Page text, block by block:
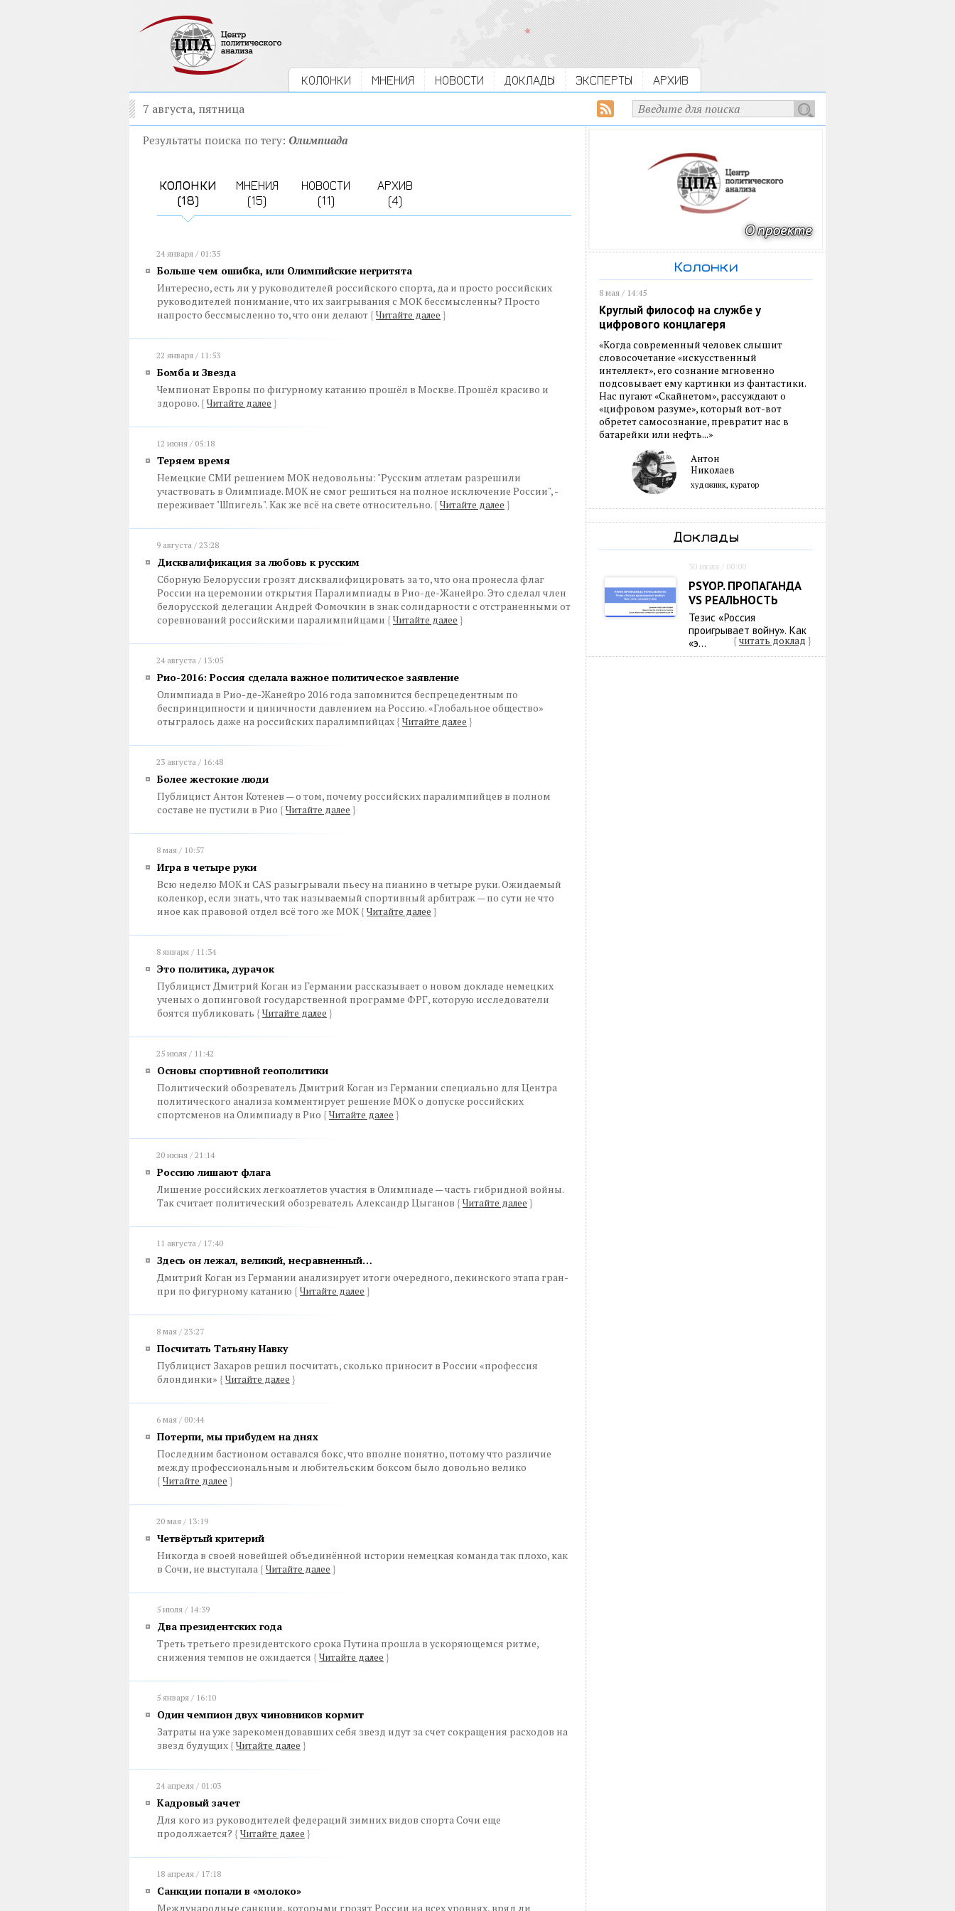
КОЛОНКИ МНЕНИЯ НОВОСТИ ДОКЛАДЫ ЭКСПЕРТЫ АРХИВ
7 августа, пятница
Результаты поиска по тегу: Олимпиада
КОЛОНКИ
(18)
МНЕНИЯ
(15)
НОВОСТИ
(11)
АРХИВ
(4)
24 января / 01:35
Больше чем ошибка, или Олимпийские негритята
Интересно, есть ли у руководителей российского спорта, да и просто российских
руководителей понимание, что их заигрывания с МОК бессмысленны? Просто
напросто бессмысленно то, что они делают { Читайте далее }
22 января / 11:53
Бомба и Звезда
Чемпионат Европы по фигурному катанию прошёл в Москве. Прошёл красиво и
здорово. { Читайте далее }
12 июня / 05:18
Теряем время
Немецкие СМИ решением МОК недовольны: "Русским атлетам разрешили
участвовать в Олимпиаде. МОК не смог решиться на полное исключение России", -
переживает "Шпигель". Как же всё на свете относительно. { Читайте далее }
9 августа / 23:28
Дисквалификация за любовь к русским
Сборную Белоруссии грозят дисквалифицировать за то, что она пронесла флаг
России на церемонии открытия Паралимпиады в Рио-де-Жанейро. Это сделал член
белорусской делегации Андрей Фомочкин в знак солидарности с отстраненными от
соревнований российскими паралимпийцами { Читайте далее }
24 августа / 13:05
Рио-2016: Россия сделала важное политическое заявление
Олимпиада в Рио-де-Жанейро 2016 года запомнится беспрецедентным по
беспринципности и циничности давлением на Россию. «Глобальное общество»
отыгралось даже на российских паралимпийцах { Читайте далее }
23 августа / 16:48
Более жестокие люди
Публицист Антон Котенев — о том, почему российских паралимпийцев в полном
составе не пустили в Рио { Читайте далее }
8 мая / 10:57
Игра в четыре руки
Всю неделю МОК и CAS разыгрывали пьесу на пианино в четыре руки. Ожидаемый
коленкор, если знать, что так называемый спортивный арбитраж — по сути не что
иное как правовой отдел всё того же МОК { Читайте далее }
8 января / 11:34
Это политика, дурачок
Публицист Дмитрий Коган из Германии рассказывает о новом докладе немецких
ученых о допинговой государственной программе ФРГ, которую исследователи
боятся публиковать { Читайте далее }
25 июля / 11:42
Основы спортивной геополитики
Политический обозреватель Дмитрий Коган из Германии специально для Центра
политического анализа комментирует решение МОК о допуске российских
спортсменов на Олимпиаду в Рио { Читайте далее }
20 июня / 21:14
Россию лишают флага
Лишение российских легкоатлетов участия в Олимпиаде — часть гибридной войны.
Так считает политический обозреватель Александр Цыганов { Читайте далее }
11 августа / 17:40
Здесь он лежал, великий, несравненный…
Дмитрий Коган из Германии анализирует итоги очередного, пекинского этапа гран-
при по фигурному катанию { Читайте далее }
8 мая / 23:27
Посчитать Татьяну Навку
Публицист Захаров решил посчитать, сколько приносит в России «профессия
блондинки» { Читайте далее }
6 мая / 00:44
Потерпи, мы прибудем на днях
Последним бастионом оставался бокс, что вполне понятно, потому что различие
между профессиональным и любительским боксом было довольно велико
{ Читайте далее }
20 мая / 13:19
Четвёртый критерий
Никогда в своей новейшей объединённой истории немецкая команда так плохо, как
в Сочи, не выступала { Читайте далее }
5 июля / 14:39
Два президентских года
Треть третьего президентского срока Путина прошла в ускоряющемся ритме,
снижения темпов не ожидается { Читайте далее }
5 января / 16:10
Один чемпион двух чиновников кормит
Затраты на уже зарекомендовавших себя звезд идут за счет сокращения расходов на
звезд будущих { Читайте далее }
24 апреля / 01:03
Кадровый зачет
Для кого из руководителей федераций зимних видов спорта Сочи еще
продолжается? { Читайте далее }
18 апреля / 17:18
Санкции попали в «молоко»
Международные санкции, которыми грозят России на всех уровнях, вряд ли
Колонки
8 мая / 14:45
Круглый философ на службе у
цифрового концлагеря
«Когда современный человек слышит
словосочетание «искусственный
интеллект», его сознание мгновенно
подсовывает ему картинки из фантастики.
Нас пугают «Скайнетом», рассуждают о
«цифровом разуме», который вот-вот
обретет самосознание, превратит нас в
батарейки или нефть...»
Антон
Николаев
художник, куратор
Доклады
30 июля / 00:00
PSYOP. ПРОПАГАНДА
VS РЕАЛЬНОСТЬ
Тезис «Россия
проигрывает войну». Как
«э...
{ читать доклад }